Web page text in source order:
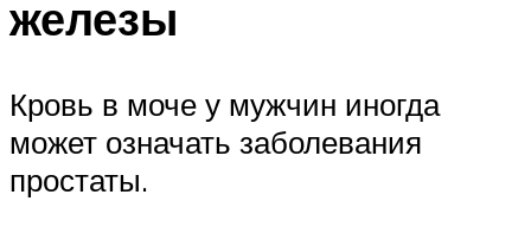
железы
Кровь в моче у мужчин иногда
может означать заболевания
простаты.